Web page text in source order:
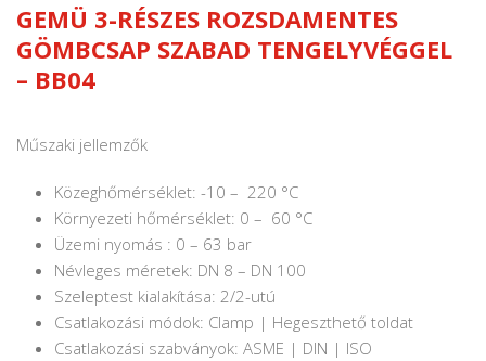
GEMÜ 3-RÉSZES ROZSDAMENTES
GÖMBCSAP SZABAD TENGELYVÉGGEL
– BB04
Műszaki jellemzők
Közeghőmérséklet: -10 – 220 °C
Környezeti hőmérséklet: 0 – 60 °C
Üzemi nyomás : 0 – 63 bar
Névleges méretek: DN 8 – DN 100
Szeleptest kialakítása: 2/2-utú
Csatlakozási módok: Clamp | Hegeszthető toldat
Csatlakozási szabványok: ASME | DIN | ISO